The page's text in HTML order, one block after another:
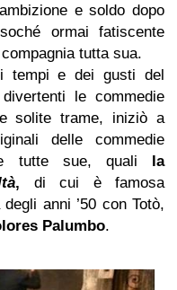
e soldo dopo
ormai fatiscente
tutta sua.
tempi e dei gusti del
le commedie
solite trame, iniziò a
delle commedie
tutte sue, quali la
, di cui è famosa
anni ’50 con Totò,
Palumbo.